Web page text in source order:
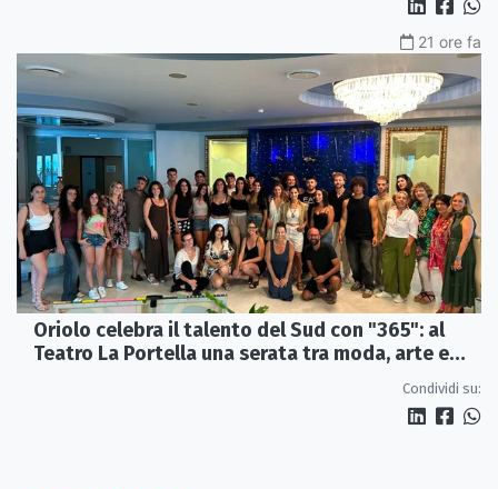
21 ore fa
Oriolo celebra il talento del Sud con "365": al
Teatro La Portella una serata tra moda, arte e
Condividi su: